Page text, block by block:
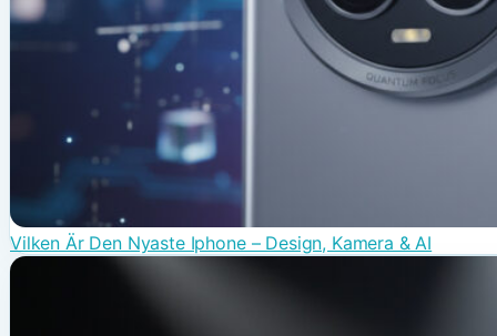
Vilken Är Den Nyaste Iphone – Design, Kamera & AI